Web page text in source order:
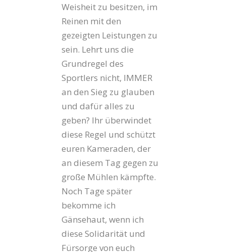
Weisheit zu besitzen, im
Reinen mit den
gezeigten Leistungen zu
sein. Lehrt uns die
Grundregel des
Sportlers nicht, IMMER
an den Sieg zu glauben
und dafür alles zu
geben? Ihr überwindet
diese Regel und schützt
euren Kameraden, der
an diesem Tag gegen zu
große Mühlen kämpfte.
Noch Tage später
bekomme ich
Gänsehaut, wenn ich
diese Solidarität und
Fürsorge von euch